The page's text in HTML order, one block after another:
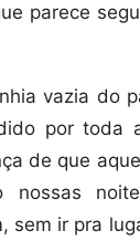
parece
vazia do
por toda
de que
nossas
sem ir pra